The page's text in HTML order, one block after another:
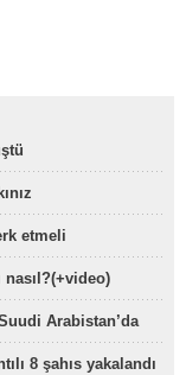
etmeli
nasıl?(+video)
Arabistan’da
8 şahıs yakalandı